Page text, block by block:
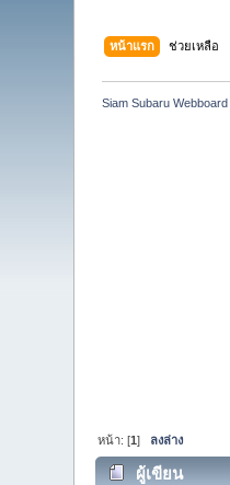
หน้าแรก ช่วยเหลือ
Siam Subaru Webboard
หน้า: [1] ลงล่าง
ผู้เขียน